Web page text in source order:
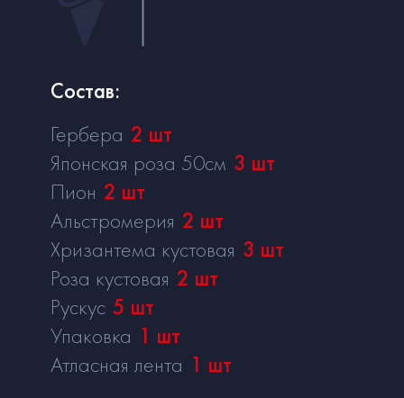
Состав:
Гербера 2 шт
Японская роза 50см 3 шт
Пион 2 шт
Альстромерия 2 шт
Хризантема кустовая 3 шт
Роза кустовая 2 шт
Рускус 5 шт
Упаковка 1 шт
Атласная лента 1 шт